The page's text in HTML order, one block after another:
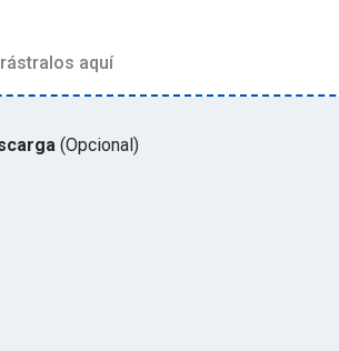
aquí
(Opcional)